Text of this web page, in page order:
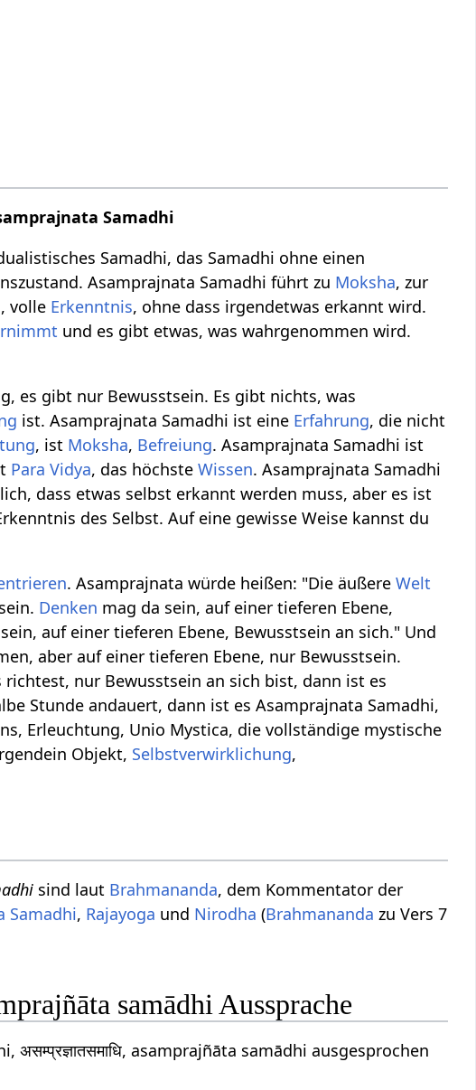
Samadhi
Samadhi, das Samadhi ohne einen
Asamprajnata Samadhi führt zu Moksha, zur
, volle Erkenntnis, ohne dass irgendetwas erkannt wird.
und es gibt etwas, was wahrgenommen wird.
es gibt nur Bewusstsein. Es gibt nichts, was
ist. Asamprajnata Samadhi ist eine Erfahrung, die nicht
, ist Moksha, Befreiung. Asamprajnata Samadhi ist
Para Vidya, das höchsteWissen. Asamprajnata Samadhi
dass etwas selbst erkannt werden muss, aber es ist
des Selbst. Auf eine gewisse Weise kannst du
. Asamprajnata würde heißen: "Die äußereWelt
Denken mag da sein, auf einer tieferen Ebene,
auf einer tieferen Ebene, Bewusstsein an sich." Und
aber auf einer tieferen Ebene, nur Bewusstsein.
nur Bewusstsein an sich bist, dann ist es
Stunde andauert, dann ist es Asamprajnata Samadhi,
Erleuchtung, Unio Mystica, die vollständige mystische
Objekt, Selbstverwirklichung,
sind laut Brahmananda, dem Kommentator der
Samadhi, Rajayoga und Nirodha (Brahmananda zu Vers 7
samādhi Aussprache
asamprajñāta samādhi ausgesprochen